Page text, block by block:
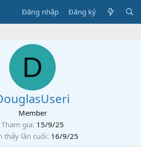
Đăng nhập Đăng ký
D
Member
Tham gia 15/9/25
thấy lần cuối 16/9/25